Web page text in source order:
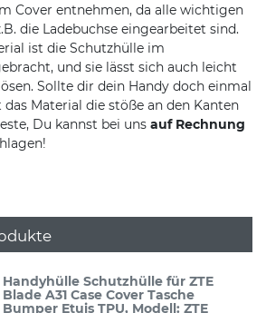
Cover entnehmen, da alle wichtigen
die Ladebuchse eingearbeitet sind.
ist die Schutzhülle im
und sie lässt sich auch leicht
Sollte dir dein Handy doch einmal
Material die stöße an den Kanten
Du kannst bei uns auf Rechnung
Handyhülle Schutzhülle für ZTE
Blade A31 Case Cover Tasche
Bumper Etuis TPU, Modell: ZTE